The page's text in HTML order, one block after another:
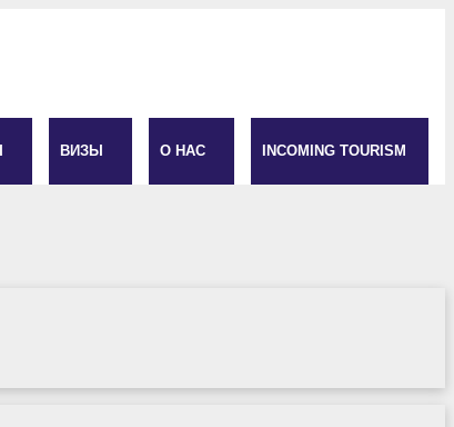
ВИЗЫ О НАС INCOMING TOURISM